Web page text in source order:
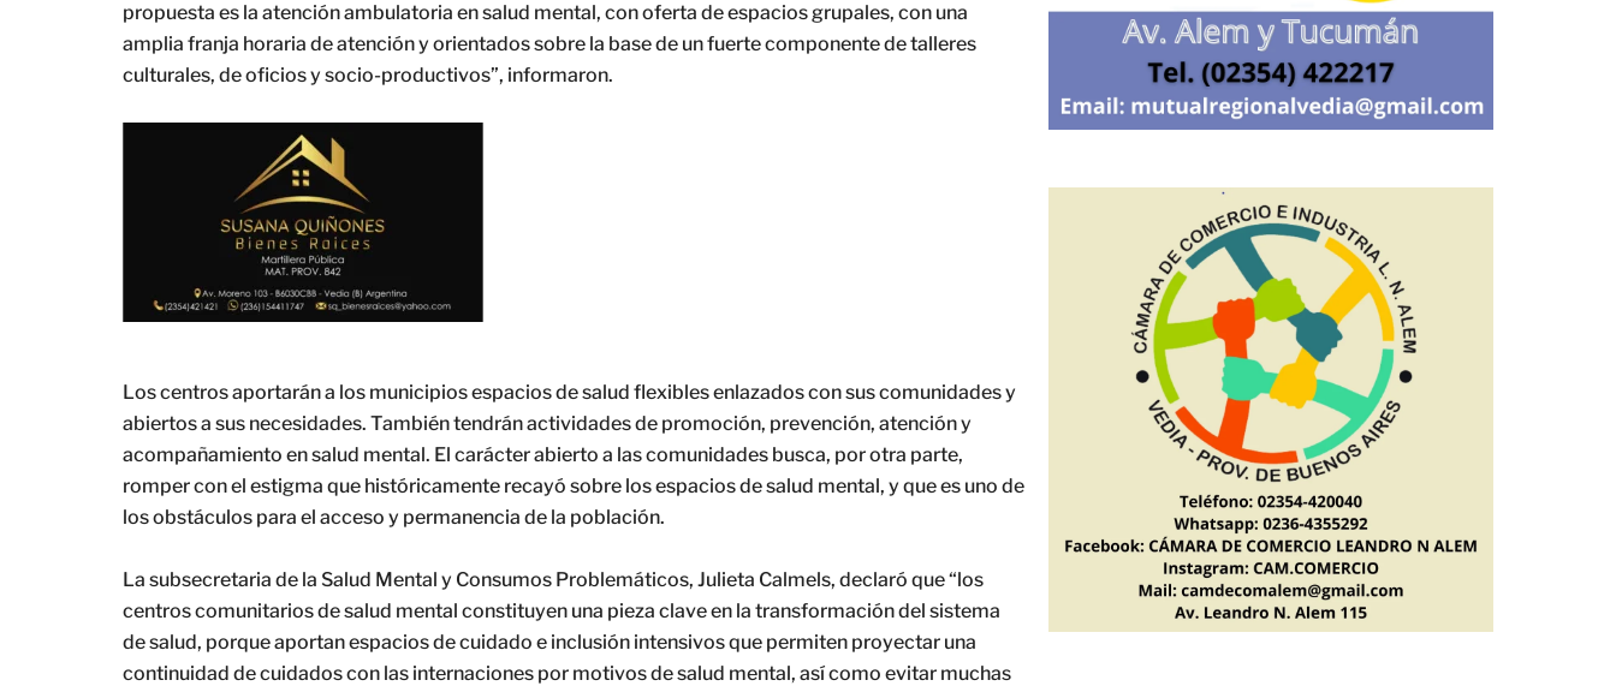
propuesta es la atención ambulatoria en salud mental, con oferta de espacios grupales, con una
amplia franja horaria de atención y orientados sobre la base de un fuerte componente de talleres
culturales, de oficios y socio-productivos”, informaron.
Los centros aportarán a los municipios espacios de salud flexibles enlazados con sus comunidades y
abiertos a sus necesidades. También tendrán actividades de promoción, prevención, atención y
acompañamiento en salud mental. El carácter abierto a las comunidades busca, por otra parte,
romper con el estigma que históricamente recayó sobre los espacios de salud mental, y que es uno de
los obstáculos para el acceso y permanencia de la población.
La subsecretaria de la Salud Mental y Consumos Problemáticos, Julieta Calmels, declaró que “los
centros comunitarios de salud mental constituyen una pieza clave en la transformación del sistema
de salud, porque aportan espacios de cuidado e inclusión intensivos que permiten proyectar una
continuidad de cuidados con las internaciones por motivos de salud mental, así como evitar muchas